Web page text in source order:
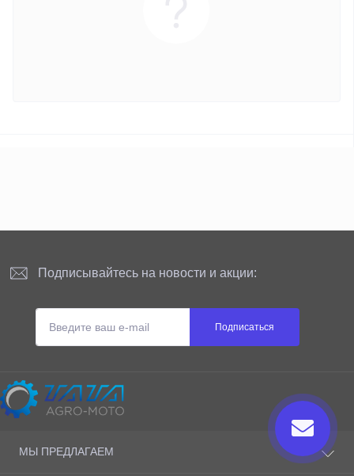
Подписывайтесь на новости и акции:
Подписаться
ТАТА AGRO-MOTO S.R.L
МЫ ПРЕДЛАГАЕМ